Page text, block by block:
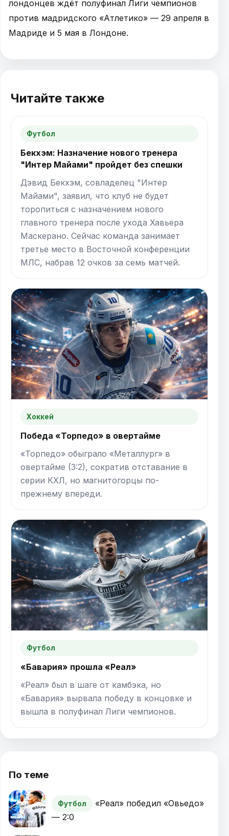
лондонцев ждёт полуфинал Лиги чемпионов
против мадридского «Атлетико» — 29 апреля в
Мадриде и 5 мая в Лондоне.
Читайте также
Футбол
Бекхэм: Назначение нового тренера
"Интер Майами" пройдет без спешки
Дэвид Бекхэм, совладелец "Интер
Майами", заявил, что клуб не будет
торопиться с назначением нового
главного тренера после ухода Хавьера
Маскерано. Сейчас команда занимает
третье место в Восточной конференции
МЛС, набрав 12 очков за семь матчей.
Хоккей
Победа «Торпедо» в овертайме
«Торпедо» обыграло «Металлург» в
овертайме (3:2), сократив отставание в
серии КХЛ, но магнитогорцы по-
прежнему впереди.
Футбол
«Бавария» прошла «Реал»
«Реал» был в шаге от камбэка, но
«Бавария» вырвала победу в концовке и
вышла в полуфинал Лиги чемпионов.
По теме
Футбол
«Реал» победил «Овьедо»
— 2:0